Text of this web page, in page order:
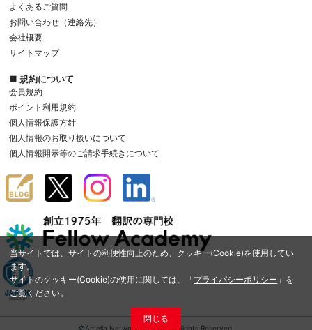
当サイトでは、サイトの利便性向上のため、クッキー(Cookie)を使用してい
ます。
サイトのクッキー(Cookie)の使用に関しては、「プライバシーポリシー 」を
ご覧ください。
閉じる
よくあるご質問
お問い合わせ（連絡先）
会社概要
サイトマップ
■ 規約について
会員規約
ポイント利用規約
個人情報保護方針
個人情報のお取り扱いについて
個人情報開示等のご請求手続きについて
©Amelia Network Co.,Ltd. All Rights Reserved.